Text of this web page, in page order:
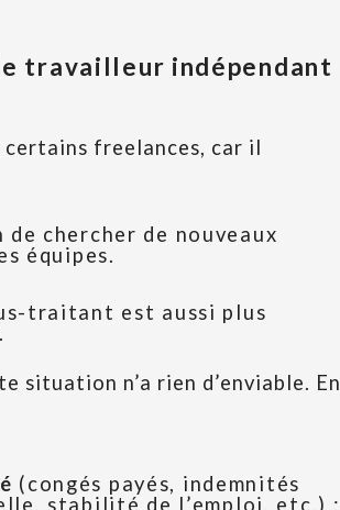
travailleur indépendant
certains freelances, car il
chercher de nouveaux
équipes.
traitant est aussi plus
situation n’a rien d’enviable. En
(congés payés, indemnités
stabilité de l’emploi, etc.) ;